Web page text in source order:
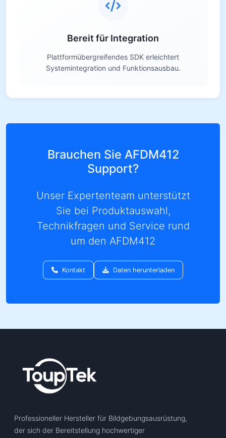
Bereit für Integration
Plattformübergreifendes SDK erleichtert
Systemintegration und Funktionsausbau.
Brauchen Sie AFDM412
Support?
Unser Expertenteam unterstützt
Sie bei Produktauswahl,
Technikfragen und Service rund
um den AFDM412
Kontakt Daten herunterladen
Professioneller Hersteller für Bildgebungsausrüstung,
der sich der Bereitstellung hochwertiger